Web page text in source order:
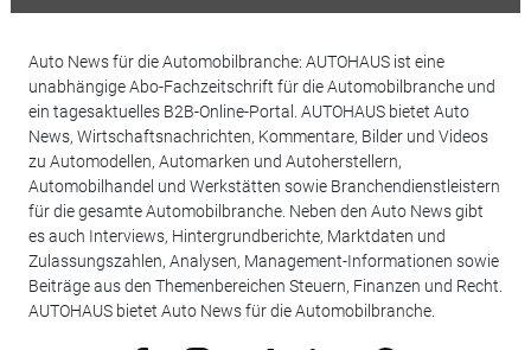
Auto News für die Automobilbranche: AUTOHAUS ist eine
unabhängige Abo-Fachzeitschrift für die Automobilbranche und
ein tagesaktuelles B2B-Online-Portal. AUTOHAUS bietet Auto
News, Wirtschaftsnachrichten, Kommentare, Bilder und Videos
zu Automodellen, Automarken und Autoherstellern,
Automobilhandel und Werkstätten sowie Branchendienstleistern
für die gesamte Automobilbranche. Neben den Auto News gibt
es auch Interviews, Hintergrundberichte, Marktdaten und
Zulassungszahlen, Analysen, Management-Informationen sowie
Beiträge aus den Themenbereichen Steuern, Finanzen und Recht.
AUTOHAUS bietet Auto News für die Automobilbranche.